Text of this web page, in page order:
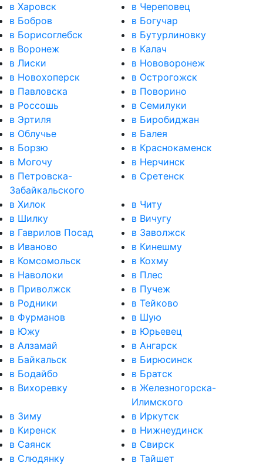
в Харовск
в Череповец
в Бобров
в Богучар
в Борисоглебск
в Бутурлиновку
в Воронеж
в Калач
в Лиски
в Нововоронеж
в Новохоперск
в Острогожск
в Павловска
в Поворино
в Россошь
в Семилуки
в Эртиля
в Биробиджан
в Облучье
в Балея
в Борзю
в Краснокаменск
в Могочу
в Нерчинск
в Петровска-
Забайкальского
в Сретенск
в Хилок
в Читу
в Шилку
в Вичугу
в Гаврилов Посад
в Заволжск
в Иваново
в Кинешму
в Комсомольск
в Кохму
в Наволоки
в Плес
в Приволжск
в Пучеж
в Родники
в Тейково
в Фурманов
в Шую
в Южу
в Юрьевец
в Алзамай
в Ангарск
в Байкальск
в Бирюсинск
в Бодайбо
в Братск
в Вихоревку
в Железногорска-
Илимского
в Зиму
в Иркутск
в Киренск
в Нижнеудинск
в Саянск
в Свирск
в Слюдянку
в Тайшет